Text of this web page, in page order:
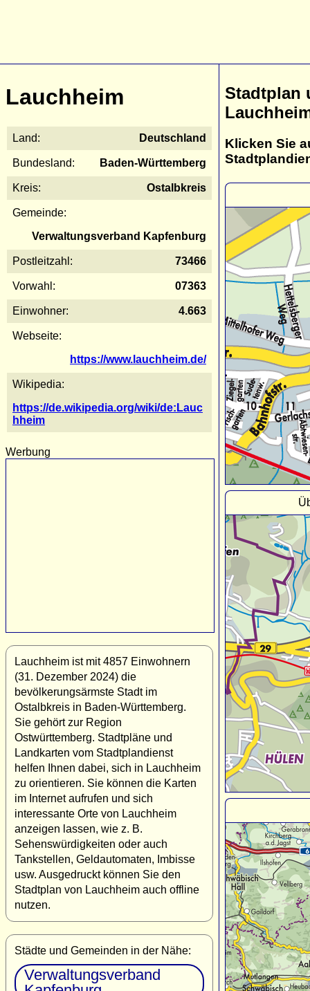
Lauchheim
Land: Deutschland
Bundesland: Baden-Württemberg
Kreis: Ostalbkreis
Gemeinde:
Verwaltungsverband Kapfenburg
Postleitzahl: 73466
Vorwahl: 07363
Einwohner: 4.663
Webseite:
https://www.lauchheim.de/
Wikipedia:
https://de.wikipedia.org/wiki/de:Lauc
hheim
Werbung
Lauchheim ist mit 4857 Einwohnern
(31. Dezember 2024) die
bevölkerungsärmste Stadt im
Ostalbkreis in Baden-Württemberg.
Sie gehört zur Region
Ostwürttemberg. Stadtpläne und
Landkarten vom Stadtplandienst
helfen Ihnen dabei, sich in Lauchheim
zu orientieren. Sie können die Karten
im Internet aufrufen und sich
interessante Orte von Lauchheim
anzeigen lassen, wie z. B.
Sehenswürdigkeiten oder auch
Tankstellen, Geldautomaten, Imbisse
usw. Ausgedruckt können Sie den
Stadtplan von Lauchheim auch offline
nutzen.
Städte und Gemeinden in der Nähe:
Verwaltungsverband
Stadtplan
Klicken Sie